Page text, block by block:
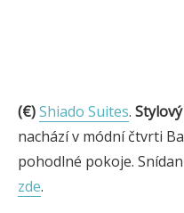
(€)Shiado Suites.
nachází v módní čtvrti
pohodlné pokoje.
zde.